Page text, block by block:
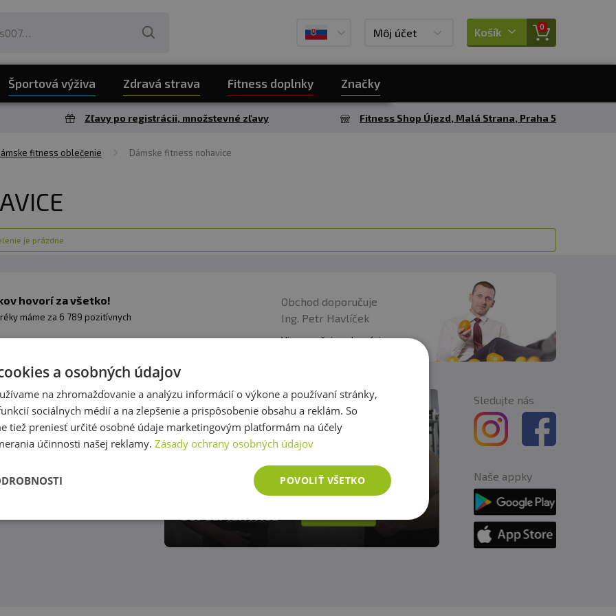
Môj účet Košík 0
Športová výživa Zdravá strava Fitness doplnky Značky
Zľavy po registrácii, množstevné zľavy Fitness Shop Újezd, Malá Strana, Praha 5
fitness oblečenie Dámske fitness nohavice
je prázdne.
hovorí za všetko!
máme za 6 789 pozitívnych
Obchod doporučuje
Ing. Petr Havlíček
Viac o našej spolupráci
777 290 469
prodejna Praha
Sledujte nás
Naše appky
a osobných údajov
na zhromažďovanie a analýzu informácií o výkone a používaní stránky,
sociálnych médií a na zlepšenie a prispôsobenie obsahu a reklám. So
tiež preniesť určité osobné údaje marketingovým platformám na účely
účinnosti našej reklamy. Zásady ochrany osobných údajov
POVOLIŤ VŠETKO